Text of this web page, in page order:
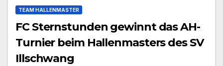
TEAM HALLENMASTER
FC Sternstunden gewinnt das AH-
Turnier beim Hallenmasters des SV
Illschwang